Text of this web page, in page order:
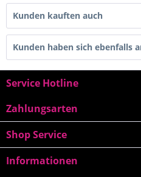
Kunden kauften auch
Kunden haben sich ebenfalls
Service Hotline
Zahlungsarten
Shop Service
Informationen